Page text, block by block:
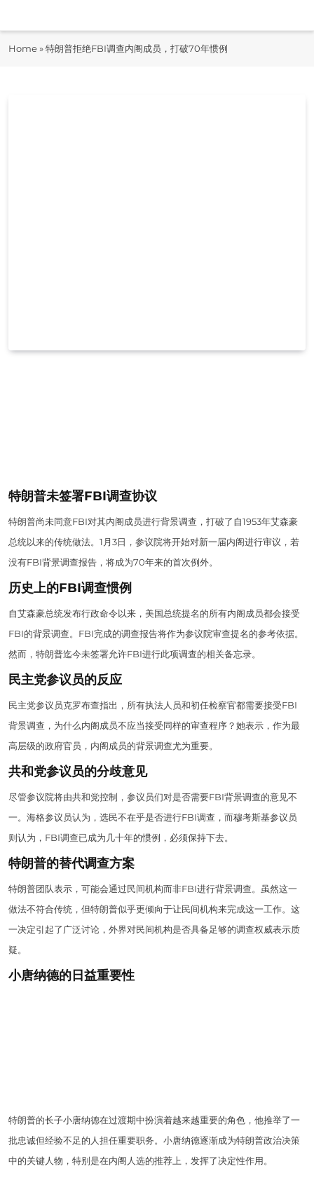
即时快报
Home»特朗普拒绝FBI调查内阁成员，打破70年惯例
特朗普未签署FBI调查协议
特朗普尚未同意FBI对其内阁成员进行背景调查，打破了自1953年艾森豪
总统以来的传统做法。1月3日，参议院将开始对新一届内阁进行审议，若
没有FBI背景调查报告，将成为70年来的首次例外。
历史上的FBI调查惯例
自艾森豪总统发布行政命令以来，美国总统提名的所有内阁成员都会接受
FBI的背景调查。FBI完成的调查报告将作为参议院审查提名的参考依据。
然而，特朗普迄今未签署允许FBI进行此项调查的相关备忘录。
民主党参议员的反应
民主党参议员克罗布查指出，所有执法人员和初任检察官都需要接受FBI
背景调查，为什么内阁成员不应当接受同样的审查程序？她表示，作为最
高层级的政府官员，内阁成员的背景调查尤为重要。
共和党参议员的分歧意见
尽管参议院将由共和党控制，参议员们对是否需要FBI背景调查的意见不
一。海格参议员认为，选民不在乎是否进行FBI调查，而穆考斯基参议员
则认为，FBI调查已成为几十年的惯例，必须保持下去。
特朗普的替代调查方案
特朗普团队表示，可能会通过民间机构而非FBI进行背景调查。虽然这一
做法不符合传统，但特朗普似乎更倾向于让民间机构来完成这一工作。这
一决定引起了广泛讨论，外界对民间机构是否具备足够的调查权威表示质
疑。
小唐纳德的日益重要性
特朗普的长子小唐纳德在过渡期中扮演着越来越重要的角色，他推举了一
批忠诚但经验不足的人担任重要职务。小唐纳德逐渐成为特朗普政治决策
中的关键人物，特别是在内阁人选的推荐上，发挥了决定性作用。